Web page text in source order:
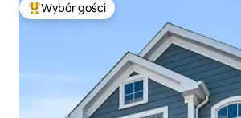
Najpopularniejsze z kategorii Wybór gości
Wybór gości